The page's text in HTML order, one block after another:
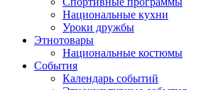
Национальные кухни
Уроки дружбы
Этнотовары
Национальные костюмы
События
Календарь событий